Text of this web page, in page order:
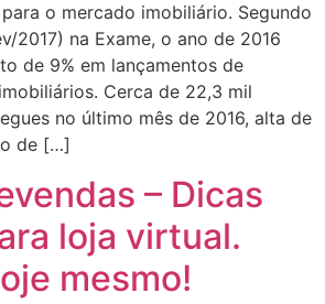
o mercado imobiliário. Segundo
2017) na Exame, o ano de 2016
de 9% em lançamentos de
Cerca de 22,3 mil
no último mês de 2016, alta de
de […]
– Dicas
loja virtual.
mesmo!